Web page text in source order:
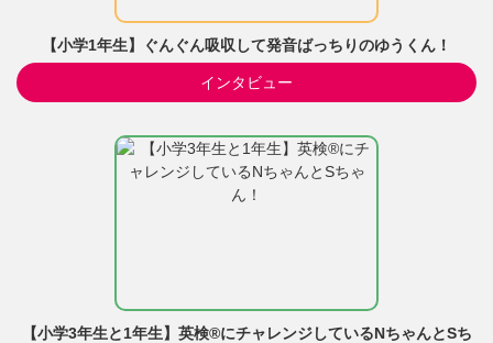
【小学1年生】ぐんぐん吸収して発音ばっちりのゆうくん！
インタビュー
【小学3年生と1年生】英検®にチャレンジしているNちゃんとSち